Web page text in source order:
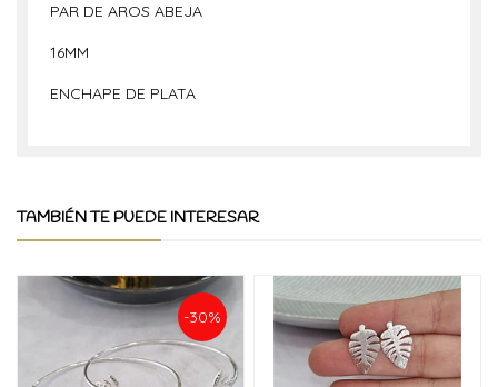
PAR DE AROS ABEJA
16MM
ENCHAPE DE PLATA
TAMBIÉN TE PUEDE INTERESAR
-30%